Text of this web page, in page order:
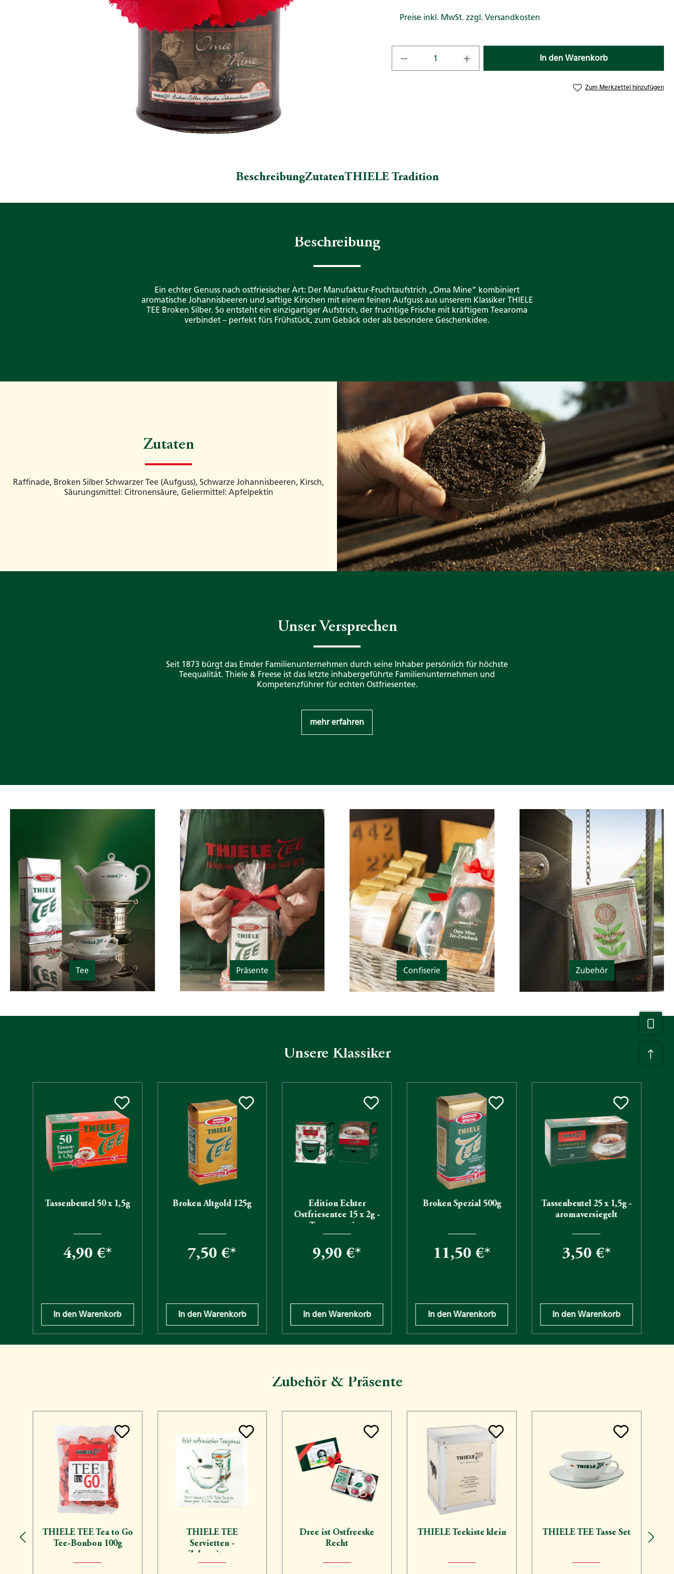
Preise inkl. MwSt. zzgl. Versandkosten
Produkt Anzahl: Gib den gewünschten Wert
In den Warenkorb
Zum Merkzettel hinzufügen
BeschreibungZutatenTHIELE Tradition
Beschreibung
Ein echter Genuss nach ostfriesischer Art: Der Manufaktur-Fruchtaufstrich „Oma Mine“ kombiniert
aromatische Johannisbeeren und saftige Kirschen mit einem feinen Aufguss aus unserem Klassiker THIELE
TEE Broken Silber. So entsteht ein einzigartiger Aufstrich, der fruchtige Frische mit kräftigem Teearoma
verbindet – perfekt fürs Frühstück, zum Gebäck oder als besondere Geschenkidee.
Zutaten
Raffinade, Broken Silber Schwarzer Tee (Aufguss), Schwarze Johannisbeeren, Kirsch,
Säurungsmittel: Citronensäure, Geliermittel: Apfelpektin
Unser Versprechen
Seit 1873 bürgt das Emder Familienunternehmen durch seine Inhaber persönlich für höchste
Teequalität. Thiele & Freese ist das letzte inhabergeführte Familienunternehmen und
Kompetenzführer für echten Ostfriesentee.
mehr erfahren
Tee Präsente Confiserie Zubehör
Unsere Klassiker
Tassenbeutel 50 x 1,5g
4,90 €*
In den Warenkorb
Broken Altgold 125g
7,50 €*
In den Warenkorb
Edition Echter
Ostfriesentee 15 x 2g -
Tassenportion
9,90 €*
In den Warenkorb
Broken Spezial 500g
11,50 €*
In den Warenkorb
Tassenbeutel 25 x 1,5g -
aromaversiegelt
3,50 €*
In den Warenkorb
Zubehör & Präsente
THIELE TEE Tea to Go
Tee-Bonbon 100g
THIELE TEE
Servietten -
Zubereitung
Dree ist Ostfreeske
Recht
THIELE Teekiste klein THIELE TEE Tasse Set